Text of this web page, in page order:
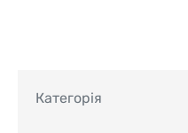
Категорія